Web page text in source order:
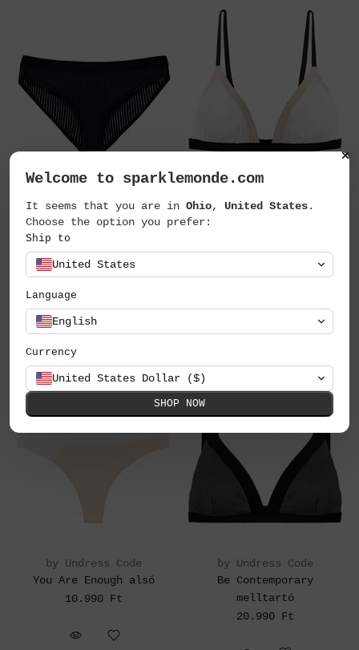
Be True alsó
10.990 Ft
You Are Enough melltartó
by Undress Code
You Are Enough alsó
10.990 Ft
by Undress Code
Be Contemporary
melltartó
20.990 Ft
Welcome to sparklemonde.com
It seems that you are in Ohio, United States.
Choose the option you prefer:
Ship to
United States
Language
English
Currency
United States Dollar ($)
SHOP NOW